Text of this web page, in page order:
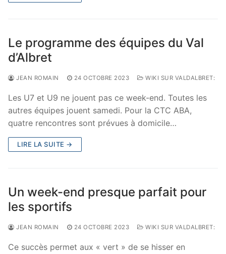
Le programme des équipes du Val
d’Albret
JEAN ROMAIN 24 OCTOBRE 2023 WIKI SUR VALDALBRET:
Les U7 et U9 ne jouent pas ce week-end. Toutes les
autres équipes jouent samedi. Pour la CTC ABA,
quatre rencontres sont prévues à domicile…
LIRE LA SUITE →
Un week-end presque parfait pour
les sportifs
JEAN ROMAIN 24 OCTOBRE 2023 WIKI SUR VALDALBRET:
Ce succès permet aux « vert » de se hisser en